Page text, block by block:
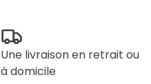
Une livraison en retrait ou
à domicile